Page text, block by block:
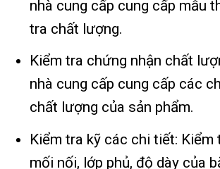
nhà cung cấp cung cấp mẫu
tra chất lượng.
Kiểm tra chứng nhận chất
nhà cung cấp cung cấp các
chất lượng của sản phẩm.
Kiểm tra kỹ các chi tiết: Kiểm
mối nối, lớp phủ, độ dày của